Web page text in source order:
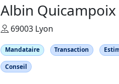
Albin Quicampoix
69003 Lyon
Mandataire Transaction
Conseil